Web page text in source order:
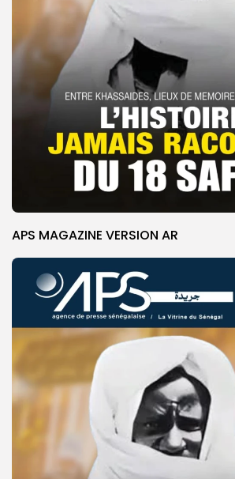
APS MAGAZINE VERSION AR